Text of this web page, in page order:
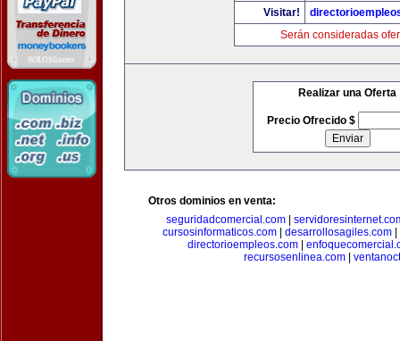
Visitar!
Serán consideradas
Realizar una Oferta
Precio Ofrecido $
Otros dominios en venta:
seguridadcomercial.com|
cursosinformaticos.com
desarrollosagiles.com
directorioempleos.com
recursosenlinea.com|